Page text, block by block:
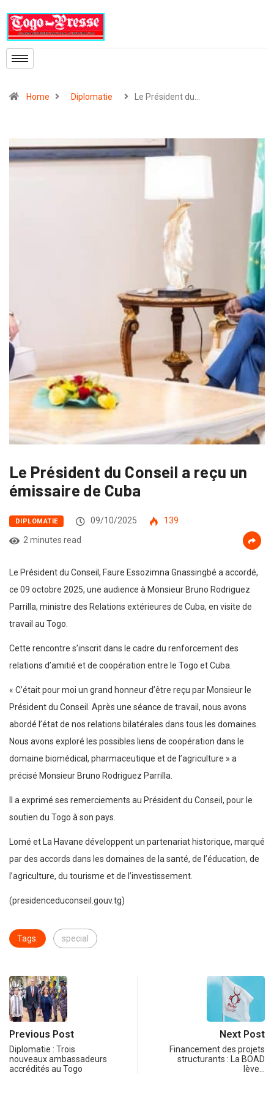
Home Diplomatie Le Président du…
Le Président du Conseil a reçu un
émissaire de Cuba
DIPLOMATIE 09/10/2025
139
2 minutes read
Le Président du Conseil, Faure Essozimna Gnassingbé a accordé,
ce 09 octobre 2025, une audience à Monsieur Bruno Rodriguez
Parrilla, ministre des Relations extérieures de Cuba, en visite de
travail au Togo.
Cette rencontre s’inscrit dans le cadre du renforcement des
relations d’amitié et de coopération entre le Togo et Cuba.
« C’était pour moi un grand honneur d’être reçu par Monsieur le
Président du Conseil. Après une séance de travail, nous avons
abordé l’état de nos relations bilatérales dans tous les domaines.
Nous avons exploré les possibles liens de coopération dans le
domaine biomédical, pharmaceutique et de l’agriculture » a
précisé Monsieur Bruno Rodriguez Parrilla.
Il a exprimé ses remerciements au Président du Conseil, pour le
soutien du Togo à son pays.
Lomé et La Havane développent un partenariat historique, marqué
par des accords dans les domaines de la santé, de l’éducation, de
l’agriculture, du tourisme et de l’investissement.
(presidenceduconseil.gouv.tg)
Tags: special
Previous Post
Diplomatie : Trois
nouveaux ambassadeurs
accrédités au Togo
Next Post
Financement des projets
structurants : La BOAD
lève…